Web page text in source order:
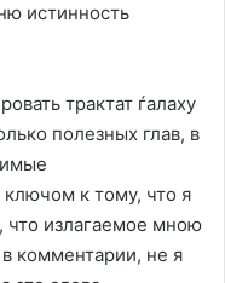
истинность
трактат ѓалаху
полезных глав, в
ключом к тому, что я
что излагаемое мною
в комментарии, не я